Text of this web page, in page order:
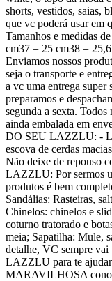
shorts, vestidos, saias,
que vc poderá usar em
Tamanhos e medidas
cm37 = 25 cm38 =
Enviamos nossos
seja o transporte e
a vc uma entrega
preparamos e
segunda a sexta.
ainda embalada em
DO SEU LAZZLU: -
escova de cerdas
Não deixe de repouso
LAZZLU: Por sermos
produtos é bem
Sandálias: Rasteiras,
Chinelos: chinelos e
coturno tratorado e
meia; Sapatilha: Mule,
detalhe, VC sempre
LAZZLU para te
MARAVILHOSA